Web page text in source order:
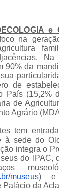
e
na
90% da
de
País (15,2%
de
Agrário
tem
à sede do
integra o
do IPAC,
museus) e
da